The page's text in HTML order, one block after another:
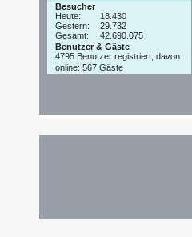
Besucher
Heute:
18.430
Gestern:
29.732
Gesamt:
42.690.075
Benutzer & Gäste
4795 Benutzer registriert, davon
online: 567 Gäste